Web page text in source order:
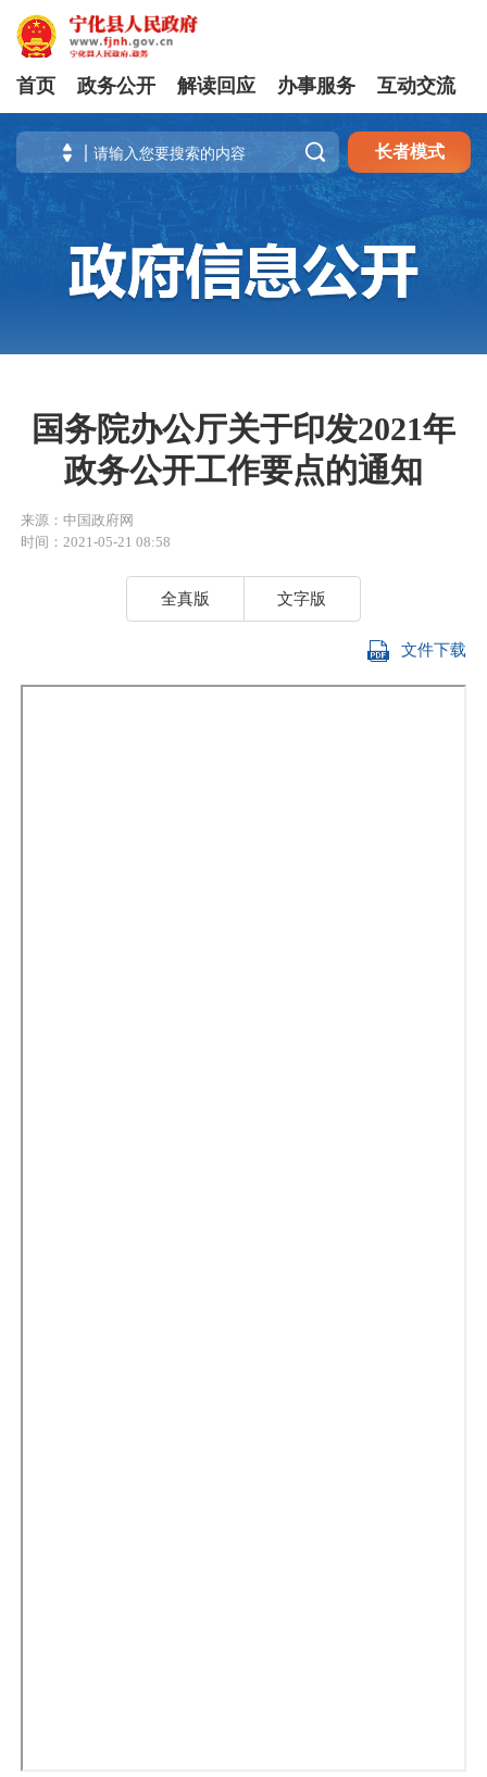
首页 政务公开 解读回应 办事服务 互动交流
 长者模式
国务院办公厅关于印发2021年
政务公开工作要点的通知
来源：中国政府网
时间：2021-05-21 08:58
全真版 文字版
文件下载